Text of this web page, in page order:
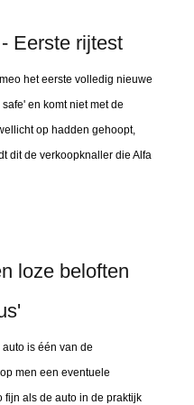
Eerste rijtest
het eerste volledig nieuwe
en komt niet met de
op hadden gehoopt,
dit de verkoopknaller die Alfa
loze beloften
is één van de
men een eventuele
fijn als de auto in de praktijk